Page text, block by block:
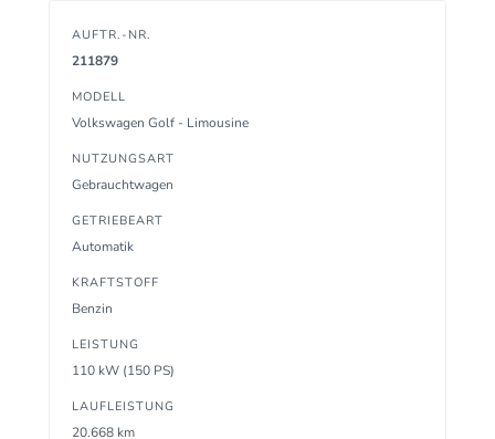
AUFTR.-NR.
211879
MODELL
Volkswagen Golf - Limousine
NUTZUNGSART
Gebrauchtwagen
GETRIEBEART
Automatik
KRAFTSTOFF
Benzin
LEISTUNG
110 kW (150 PS)
LAUFLEISTUNG
20.668 km